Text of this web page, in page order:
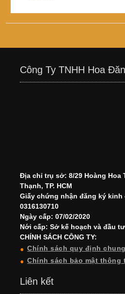
Công Ty TNHH Hoa
Địa chỉ trụ sở: 8/29 Hoàng Hoa
Thạnh, TP. HCM
Giấy chứng nhận đăng ký kinh
0316130710
Ngày cấp: 07/02/2020
Nới cấp: Sở kế hoạch và đầu
CHÍNH SÁCH CÔNG TY:
Chính sách quy định chung
Chính sách bảo mật thông
Liên kết